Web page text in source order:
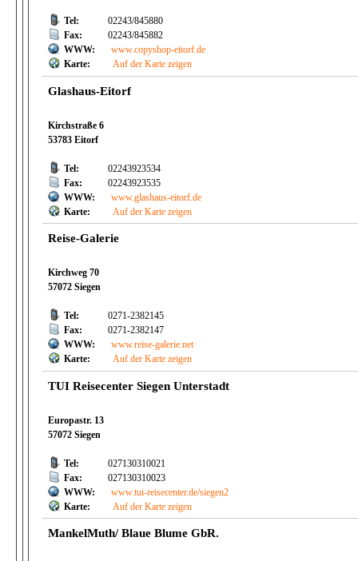
Tel:
02243/845880
Fax:
02243/845882
WWW:
www.copyshop-eitorf.de
Karte:
Auf der Karte zeigen
Glashaus-Eitorf
Kirchstraße 6
53783 Eitorf
Tel:
02243923534
Fax:
02243923535
WWW:
www.glashaus-eitorf.de
Karte:
Auf der Karte zeigen
Reise-Galerie
Kirchweg 70
57072 Siegen
Tel:
0271-2382145
Fax:
0271-2382147
WWW:
www.reise-galerie.net
Karte:
Auf der Karte zeigen
TUI Reisecenter Siegen Unterstadt
Europastr. 13
57072 Siegen
Tel:
027130310021
Fax:
027130310023
WWW:
www.tui-reisecenter.de/siegen2
Karte:
Auf der Karte zeigen
MankelMuth/ Blaue Blume GbR.